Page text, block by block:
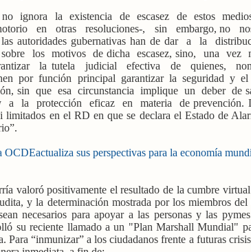
no ignora la existencia de escasez de estos
en otras resoluciones-, sin embargo, no
autoridades gubernativas han de dar
a la
los motivos de dicha escasez, sino, una vez
la tutela judicial efectiva de quienes,
por función principal garantizar la seguridad y el
sin que esa circunstancia implique un deber de
a la protección eficaz en materia
de prevención.
limitados en el RD en que se declara el Estado de
OCDEactualiza sus perspectivas para la economía
valoró positivamente el resultado de la cumbre
y la determinación mostrada por los miembros
necesarios para apoyar a las personas y las
su reciente llamado a un "Plan Marshall Mundial"
Para “inmunizar” a los ciudadanos frente a futuras